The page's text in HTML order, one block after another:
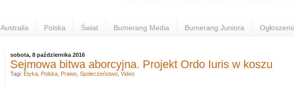
Australia Polska Świat Bumerang Media Bumerang Juniora
sobota, 8 października 2016
Sejmowa bitwa aborcyjna. Projekt Ordo Iuris w koszu
Tagi: Etyka, Polska, Prawo, Społeczeństwo, Video